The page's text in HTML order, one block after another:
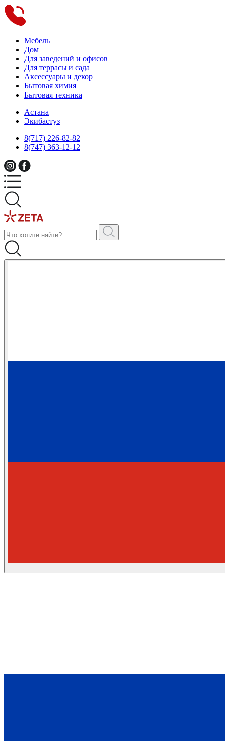
Мебель
Дом
Для заведений и офисов
Для террасы и сада
Аксессуары и декор
Бытовая химия
Бытовая техника
Астана
Экибастуз
8(717) 226-82-82
8(747) 363-12-12